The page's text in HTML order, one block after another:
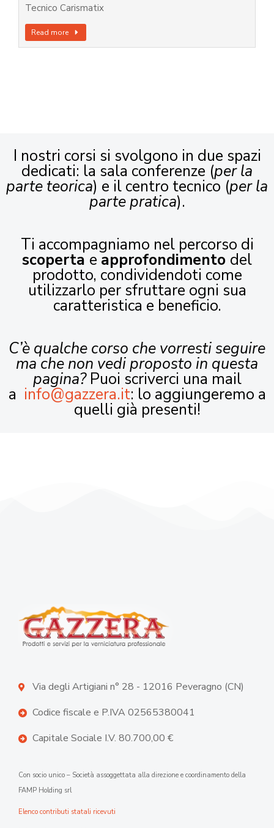
Tecnico Carismatix
Read more
I nostri corsi si svolgono in due spazi
dedicati: la sala conferenze (per la
parte teorica) e il centro tecnico (per la
parte pratica).
Ti accompagniamo nel percorso di
scoperta e approfondimento del
prodotto, condividendoti come
utilizzarlo per sfruttare ogni sua
caratteristica e beneficio.
C’è qualche corso che vorresti seguire
ma che non vedi proposto in questa
pagina?Puoi scriverci una mail
a info@gazzera.it: lo aggiungeremo a
quelli già presenti!
Via degli Artigiani n° 28 - 12016 Peveragno (CN)
Codice fiscale e P.IVA 02565380041
Capitale Sociale I.V. 80.700,00 €
Con socio unico – Società assoggettata alla direzione e coordinamento della
FAMP Holding srl
Elenco contributi statali ricevuti